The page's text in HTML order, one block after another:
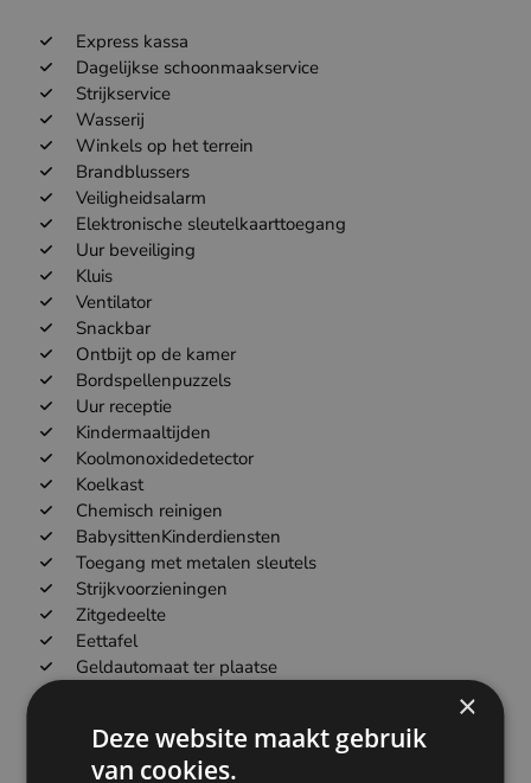
Express kassa
Dagelijkse schoonmaakservice
Strijkservice
Wasserij
Winkels op het terrein
Brandblussers
Veiligheidsalarm
Elektronische sleutelkaarttoegang
Uur beveiliging
Kluis
Ventilator
Snackbar
Ontbijt op de kamer
Bordspellenpuzzels
Uur receptie
Kindermaaltijden
Koolmonoxidedetector
Koelkast
Chemisch reinigen
BabysittenKinderdiensten
Toegang met metalen sleutels
Strijkvoorzieningen
Zitgedeelte
Eettafel
Geldautomaat ter plaatse
×
Deze website maakt gebruik
van cookies.